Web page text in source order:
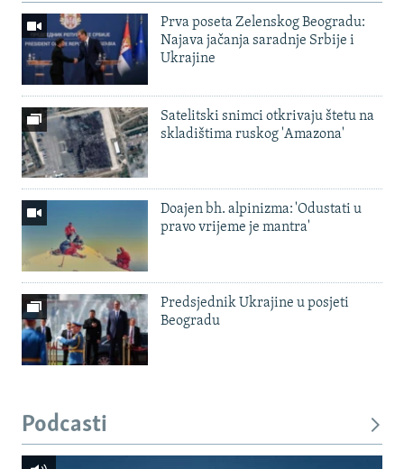
Prva poseta Zelenskog Beogradu:
Najava jačanja saradnje Srbije i
Ukrajine
Satelitski snimci otkrivaju štetu na
skladištima ruskog 'Amazona'
Doajen bh. alpinizma: 'Odustati u
pravo vrijeme je mantra'
Predsjednik Ukrajine u posjeti
Beogradu
Podcasti